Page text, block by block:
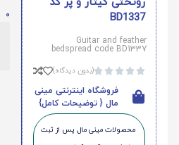
BD1337
Guitar and feather
bedspread code BD1337




(بدون دیدگاه)
فروشگاه اینترنتی مینی
مال { توضیحات کامل}
محصولات مینی‌ مال پس از ثبت
0